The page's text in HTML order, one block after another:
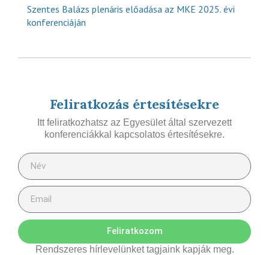
Szentes Balázs plenáris előadása az MKE 2025. évi
konferenciáján
Feliratkozás értesítésekre
Itt feliratkozhatsz az Egyesület által szervezett
konferenciákkal kapcsolatos értesítésekre.
Feliratkozom
Rendszeres hírlevelünket tagjaink kapják meg.